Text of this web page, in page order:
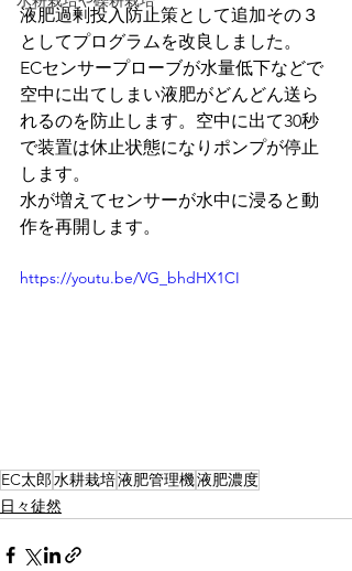
液肥過剰投入防止策として追加その３
としてプログラムを改良しました。
ECセンサープローブが水量低下などで
空中に出てしまい液肥がどんどん送ら
れるのを防止します。空中に出て30秒
で装置は休止状態になりポンプが停止
します。
水が増えてセンサーが水中に浸ると動
作を再開します。
https://youtu.be/VG_bhdHX1CI
EC太郎水耕栽培液肥管理機液肥濃度
日々徒然